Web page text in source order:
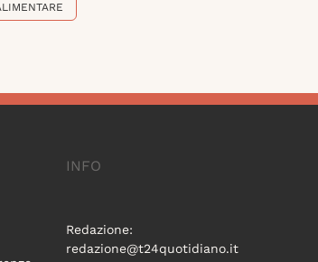
INFO
Redazione:
redazione@t24quotidiano.it